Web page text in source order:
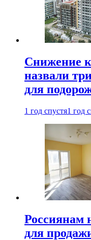
Снижение
назвали
для
1 год спустя1 год
Россиянам
для